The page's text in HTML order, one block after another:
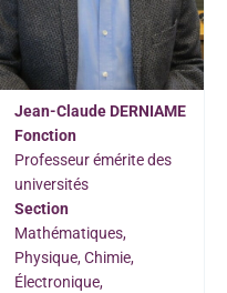
Jean-Claude DERNIAME
Fonction
Professeur émérite des
universités
Section
Mathématiques,
Physique, Chimie,
Électronique,